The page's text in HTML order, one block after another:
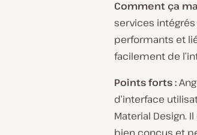
Comment ça
services
performants et
facilement de
Points forts :
d’interface
Material Design.